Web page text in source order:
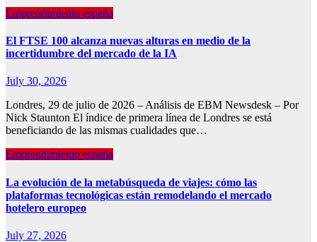
Emprendimiento españa
El FTSE 100 alcanza nuevas alturas en medio de la
incertidumbre del mercado de la IA
July 30, 2026
Londres, 29 de julio de 2026 – Análisis de EBM Newsdesk – Por
Nick Staunton El índice de primera línea de Londres se está
beneficiando de las mismas cualidades que…
Emprendimiento españa
La evolución de la metabúsqueda de viajes: cómo las
plataformas tecnológicas están remodelando el mercado
hotelero europeo
July 27, 2026